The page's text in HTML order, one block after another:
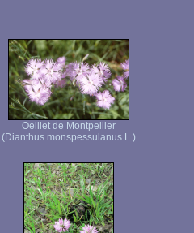
Oeillet de Montpellier
(Dianthus monspessulanus L.)